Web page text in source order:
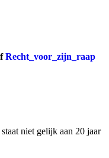
Recht_voor_zijn_raap
niet gelijk aan 20 jaar